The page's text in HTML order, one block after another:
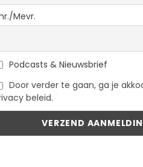
Mevr.
Podcasts & Nieuwsbrief
Door verder te gaan, ga je
beleid.